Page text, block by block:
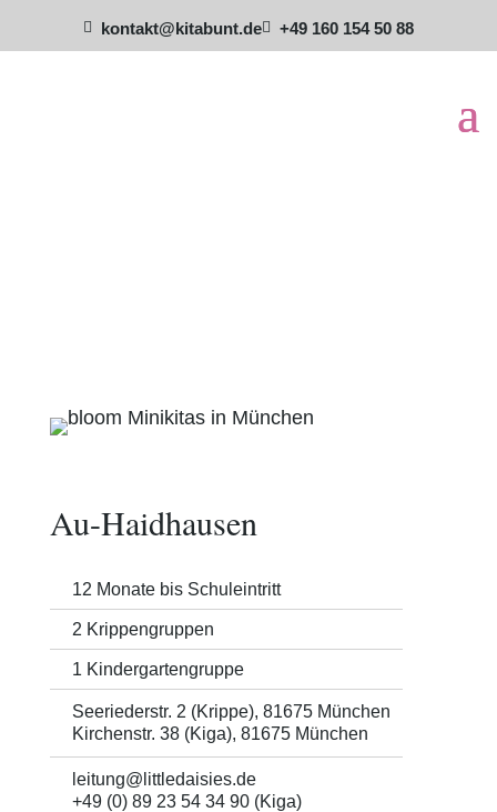
 kontakt@kitabunt.de +49 160 154 50 88
Au-Haidhausen
12 Monate bis Schuleintritt
2 Krippengruppen
1 Kindergartengruppe
Seeriederstr. 2 (Krippe), 81675 München
Kirchenstr. 38 (Kiga), 81675 München
leitung@littledaisies.de
+49 (0) 89 23 54 34 90 (Kiga)